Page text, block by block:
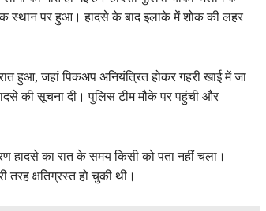
स्थान पर हुआ। हादसे के बाद इलाके में शोक की लहर
हुआ, जहां पिकअप अनियंत्रित होकर गहरी खाई में जा
की सूचना दी। पुलिस टीम मौके पर पहुंची और
हादसे का रात के समय किसी को पता नहीं चला।
तरह क्षतिग्रस्त हो चुकी थी।